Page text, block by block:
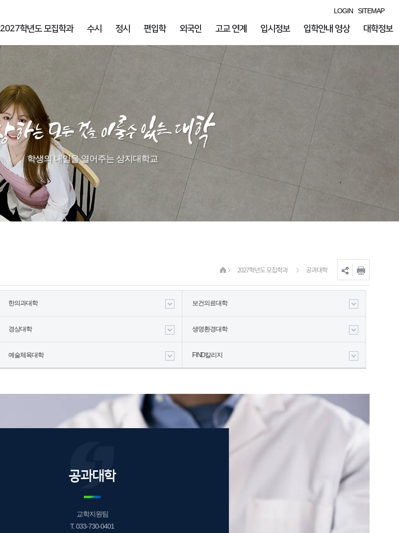
LOGIN SITEMAP
2027학년도 모집학과 수시 정시 편입학 외국인 고교 연계 입시정보 입학안내 영상 대학정보
학생의 내일을 열어주는 상지대학교​
2027학년도 모집학과 공과대학
한의과대학 보건의료대학
경상대학 생명환경대학
예술체육대학 FIND칼리지
공과대학
교학지원팀
T. 033-730-0401